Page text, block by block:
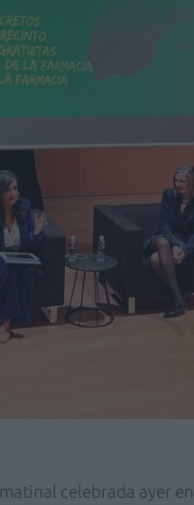
matinal celebrada ayer en